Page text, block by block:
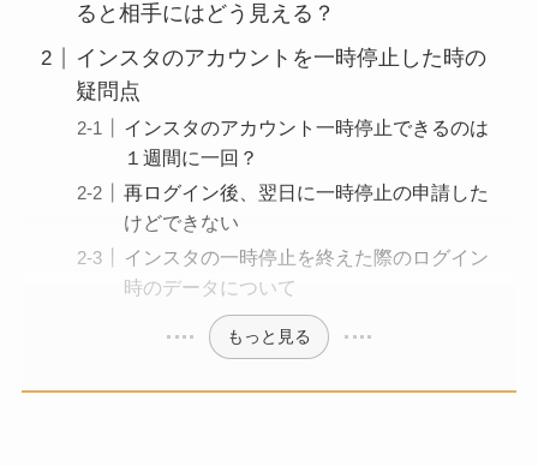
ると相手にはどう見える？
インスタのアカウントを一時停止した時の
疑問点
インスタのアカウント一時停止できるのは
１週間に一回？
再ログイン後、翌日に一時停止の申請した
けどできない
インスタの一時停止を終えた際のログイン
時のデータについて
もっと見る